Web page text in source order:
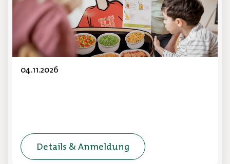
In dieser Online-Schulung erhalten Sie
praktische Tipps, Kombinations- sowie
Rezeptvorschläge, um Ihnen die
Speiseplangestaltung zu erleichtern.
04.11.2026
Details & Anmeldung